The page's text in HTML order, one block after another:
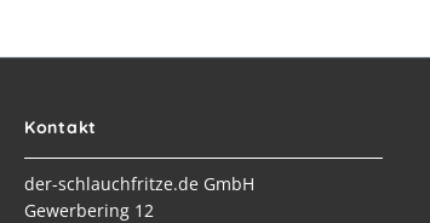
Kontakt
der-schlauchfritze.de GmbH
Gewerbering 12